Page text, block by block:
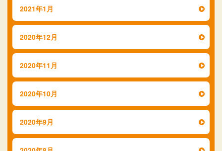
2021年1月
2020年12月
2020年11月
2020年10月
2020年9月